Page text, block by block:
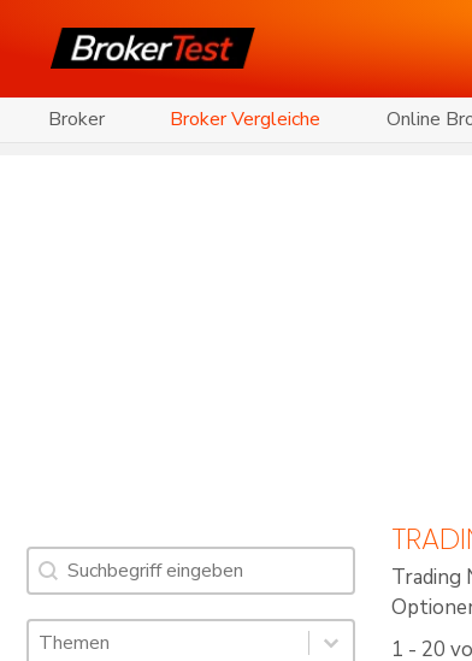
Broker Broker Vergleiche Online
Suche
Search content
Schlagworte: Trading News & Webinare
Select content
Select content
Trading
1 - 20